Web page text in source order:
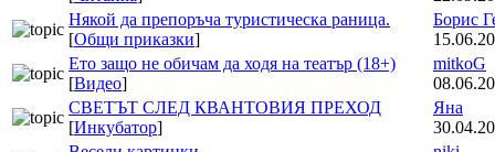
Някой да препоръча туристическа раница.
[Общи приказки]
Борис
Ето защо не обичам да ходя на театър (18+)
[Видео]
mitkoG
СВЕТЪТ СЛЕД КВАНТОВИЯ ПРЕХОД
[Инкубатор]
Яна